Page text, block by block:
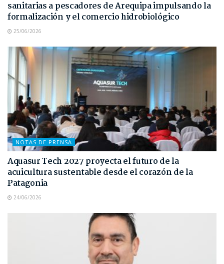
sanitarias a pescadores de Arequipa impulsando la
formalización y el comercio hidrobiológico
25/06/2026
NOTAS DE PRENSA
Aquasur Tech 2027 proyecta el futuro de la
acuicultura sustentable desde el corazón de la
Patagonia
24/06/2026